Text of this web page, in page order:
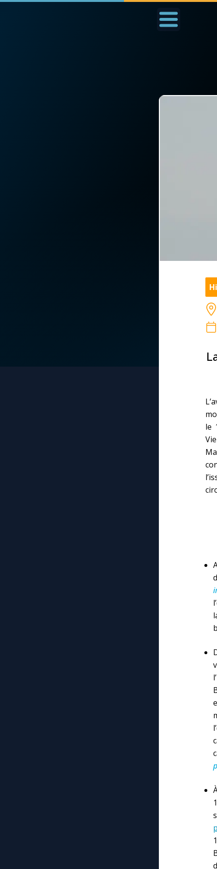
Mes intentions de
Une Minute avec
le